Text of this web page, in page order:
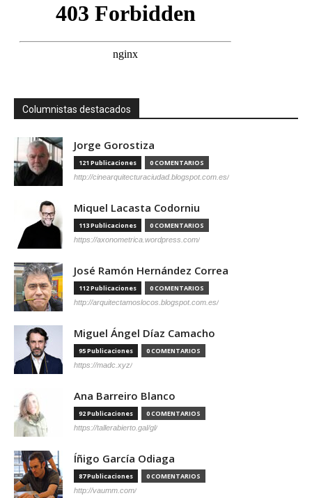
Columnistas destacados
Jorge Gorostiza
121 Publicaciones 0 COMENTARIOS
http://cinearquitecturaciudad.blogspot.com.es/
Miquel Lacasta Codorniu
113 Publicaciones 0 COMENTARIOS
https://axonometrica.wordpress.com/
José Ramón Hernández Correa
112 Publicaciones 0 COMENTARIOS
http://arquitectamoslocos.blogspot.com.es/
Miguel Ángel Díaz Camacho
95 Publicaciones 0 COMENTARIOS
https://madc.xyz/
Ana Barreiro Blanco
92 Publicaciones 0 COMENTARIOS
https://tallerabierto.gal/gl/
Íñigo García Odiaga
87 Publicaciones 0 COMENTARIOS
http://vaumm.com/